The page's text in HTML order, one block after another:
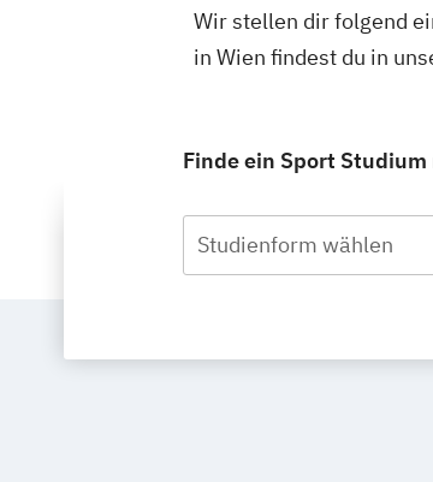
Wir stellen dir folgend
in Wien findest du in
Finde ein Sport
Studienform wählen